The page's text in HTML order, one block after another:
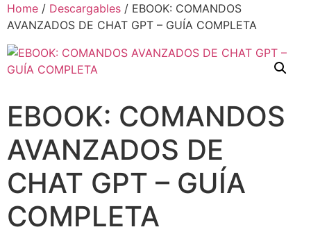
Home / Descargables / EBOOK: COMANDOS
AVANZADOS DE CHAT GPT – GUÍA COMPLETA
EBOOK: COMANDOS
AVANZADOS DE
CHAT GPT – GUÍA
COMPLETA